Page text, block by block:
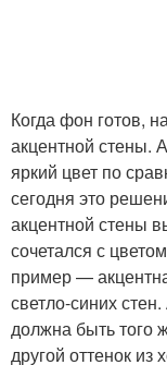
Когда фон готов,
акцентной стены.
яркий цвет по
сегодня это
акцентной стены
сочетался с
пример —
светло-синих
должна быть
другой оттенок